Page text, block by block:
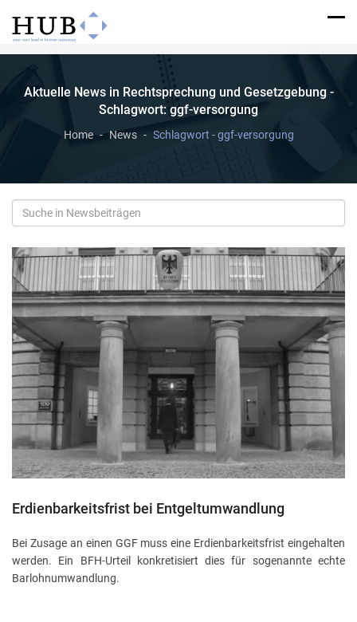
Aktuelle News in Rechtsprechung und Gesetzgebung -
Schlagwort: ggf-versorgung
Home News Schlagwort - ggf-versorgung
Erdienbarkeitsfrist bei Entgeltumwandlung
Bei Zusage an einen GGF muss eine Erdienbarkeitsfrist eingehalten
werden. Ein BFH-Urteil konkretisiert dies für sogenannte echte
Barlohnumwandlung.